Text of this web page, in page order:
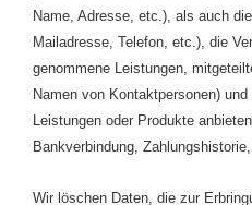
Name, Adresse, etc.), als auch
Mailadresse, Telefon, etc.), die
genommene Leistungen,
Namen von Kontaktpersonen)
Leistungen oder Produkte
Bankverbindung,
Wir löschen Daten, die zur